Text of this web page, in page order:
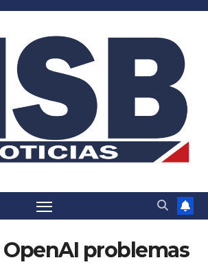
OpenAI problemas